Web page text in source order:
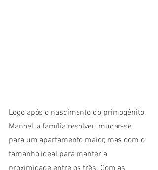
Logo após o nascimento do primogênito,
Manoel, a família resolveu mudar-se
para um apartamento maior, mas com o
tamanho ideal para manter a